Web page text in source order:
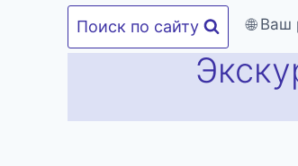
Поиск по сайту 🌐 Ваш